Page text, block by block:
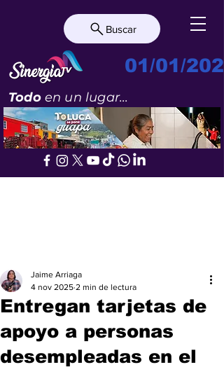
Buscar
01/01/
Todoen un lugar...
Entregan tarjetas de
apoyo a personas
desempleadas en el
Jaime Arriaga
4 nov 2025 2 min de lectura